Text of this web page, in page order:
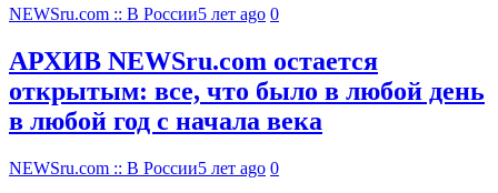
NEWSru.com :: В России5 лет ago 0
АРХИВ NEWSru.com остается
открытым: все, что было в любой день
в любой год с начала века
NEWSru.com :: В России5 лет ago 0